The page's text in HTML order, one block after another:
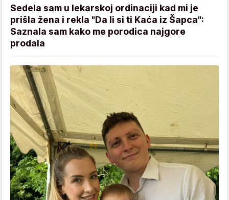
Sedela sam u lekarskoj ordinaciji kad mi je
prišla žena i rekla "Da li si ti Kaća iz Šapca":
Saznala sam kako me porodica najgore
prodala